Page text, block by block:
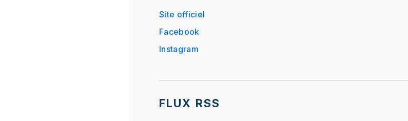
Site officiel
Facebook
Instagram
FLUX RSS